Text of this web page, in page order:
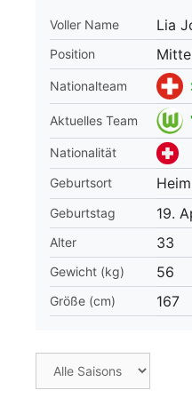
Voller Name Lia
Position
Nationalteam
Aktuelles Team
Nationalität
Geburtsort
Geburtstag 19.
Alter 33
Gewicht (kg) 56
Größe (cm) 167